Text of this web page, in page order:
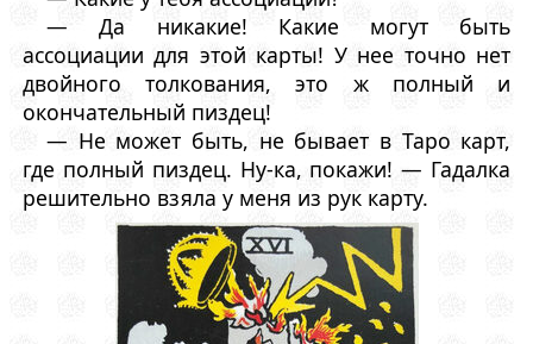
— Да никакие! Какие могут быть
ассоциации для этой карты! У нее точно нет
двойного толкования, это ж полный и
окончательный пиздец!
— Не может быть, не бывает в Таро карт,
где полный пиздец. Ну-ка, покажи! — Гадалка
решительно взяла у меня из рук карту.